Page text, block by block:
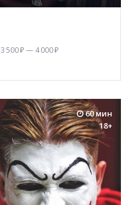
3 500 ₽ — 4 000 ₽
60 мин
18+